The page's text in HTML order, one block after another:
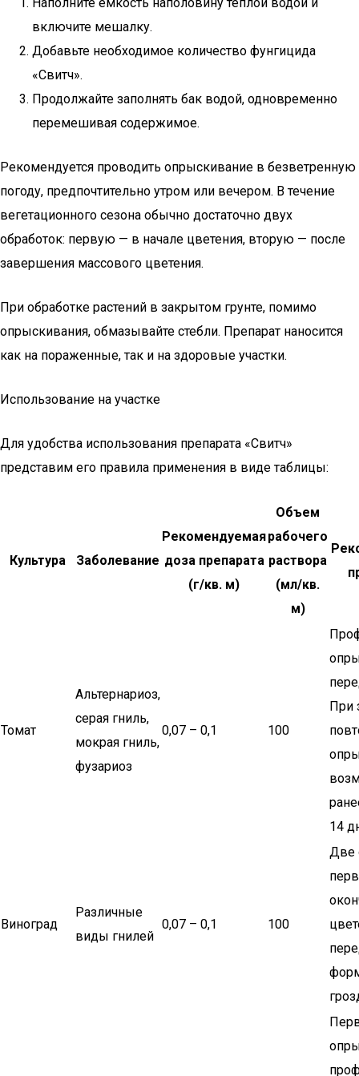
включите мешалку.
Добавьте необходимое количество фунгицида
«Свитч».
Продолжайте заполнять бак водой, одновременно
перемешивая содержимое.
Рекомендуется проводить опрыскивание в безветренную
погоду, предпочтительно утром или вечером. В течение
вегетационного сезона обычно достаточно двух
обработок: первую — в начале цветения, вторую — после
завершения массового цветения.
При обработке растений в закрытом грунте, помимо
опрыскивания, обмазывайте стебли. Препарат наносится
как на пораженные, так и на здоровые участки.
Использование на участке
Для удобства использования препарата «Свитч»
представим его правила применения в виде таблицы:
Культура Заболевание
Рекомендуемая
доза препарата
(г/кв. м)
Объем
рабочего
раствора
(мл/кв.
м)
Томат
Альтернариоз,
серая гниль,
мокрая гниль,
фузариоз
0,07 – 0,1 100
При
14
Виноград
Различные
виды гнилей
0,07 – 0,1 100
Две